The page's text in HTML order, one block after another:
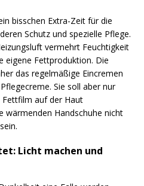
bisschen Extra-Zeit für die
Schutz und spezielle Pflege.
vermehrt Feuchtigkeit
eigene Fettproduktion. Die
das regelmäßige Eincremen
Sie soll aber nur
Fettfilm auf der Haut
wärmenden Handschuhe nicht
Licht machen und